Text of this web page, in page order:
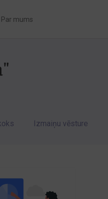
Par mums
Izmaiņu vēsture